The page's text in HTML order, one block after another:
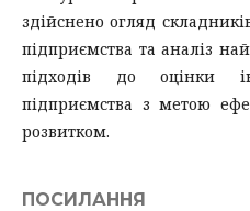
здійснено огляд
підприємства та аналіз
підходів до оцінки
підприємства з метою
розвитком.
ПОСИЛАННЯ